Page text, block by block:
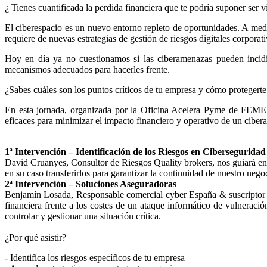
¿ Tienes cuantificada la perdida financiera que te podría suponer ser
El ciberespacio es un nuevo entorno repleto de oportunidades. A
requiere de nuevas estrategias de gestión de riesgos digitales
Hoy en día ya no cuestionamos si las ciberamenazas pueden
mecanismos adecuados para hacerles frente.
¿Sabes cuáles son los puntos críticos de tu empresa y cómo
En esta jornada, organizada por la Oficina Acelera Pyme de
eficaces para minimizar el impacto financiero y operativo de un
1ª Intervención – Identificación de los Riesgos en Ciberseguridad
David Cruanyes, Consultor de Riesgos Quality brokers, nos guiará
en su caso transferirlos para garantizar la continuidad de nuestro
2ª Intervención – Soluciones Aseguradoras
Benjamín Losada, Responsable comercial cyber España &
financiera frente a los costes de un ataque informático de
controlar y gestionar una situación crítica.
¿Por qué asistir?
- Identifica los riesgos específicos de tu empresa